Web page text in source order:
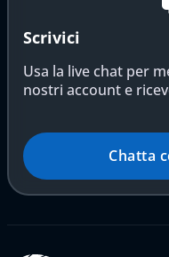
Scrivici
Usa la live chat per
nostri account e
Chatta